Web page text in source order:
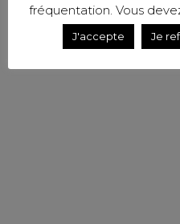
fréquentation. Vous
J'accepte Je